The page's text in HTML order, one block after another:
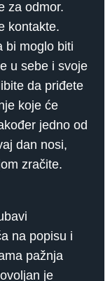
za odmor.
kontakte.
bi moglo biti
u sebe i svoje
da priđete
koje će
jedno od
dan nosi,
zračite.
na popisu i
pažnja
je